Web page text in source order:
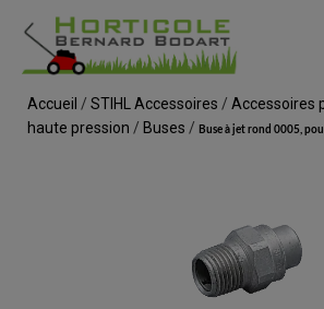
Accueil / STIHL Accessoires / Accessoires
haute pression / Buses / Buse à jet rond 0005,